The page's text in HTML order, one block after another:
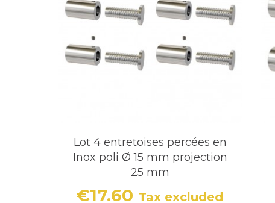
Lot 4 entretoises percées en
Inox poli Ø 15 mm projection
25 mm
€17.60 Tax excluded